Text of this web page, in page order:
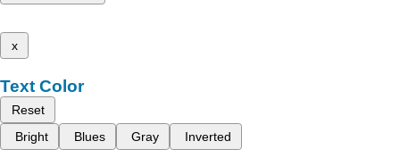
x
Text Color
Reset
Bright
Blues Gray Inverted